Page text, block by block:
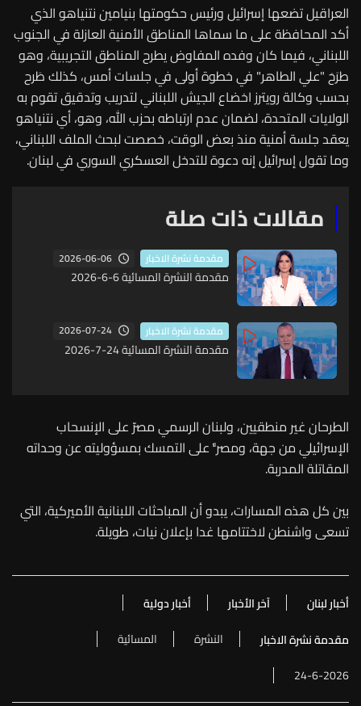
العراقيل تضعها إسرائيل ورئيس حكومتها بنيامين نتنياهو الذي
أكد المحافظة على ما سماها المناطق الأمنية العازلة في الجنوب
اللبناني، فيما كان وفده المفاوض يطرح المناطق التجريبية، وهو
طرَحَ "علي الطاهر" في خطوة أولى في جلسات أمس، كذلك طَرح
بحسب وكالة رويترز اخضاع الجيش اللبناني لتدريب وتدقيق تقوم به
الولايات المتحدة، لضمان عدم ارتباطه بحزب الله، وهو، أي نتنياهو
يعقد جلسة أمنية منذ بعض الوقت، خصصت لبحث الملف اللبناني،
وما تقول إسرائيل إنه دعوة للتدخل العسكري السوري في لبنان.
مقالات ذات صلة
مقدمة نشرة الاخبار 2026-06-06
مقدمة النشرة المسائية 6-6-2026
مقدمة نشرة الاخبار 2026-07-24
مقدمة النشرة المسائية 24-7-2026
الطرحان غير منطقيين، ولبنان الرسمي مصرّ على الإنسحاب
الإسرائيلي من جهة، ومصرٌّ على التمسك بمسؤوليته عن وحداته
المقاتلة المدربة.
بين كل هذه المسارات، يبدو أن المباحثات اللبنانية الأميركية، التي
تسعى واشنطن لاختتامها غدا بإعلان نيات، طويلة.
أخبار لبنان آخر الأخبار
أخبار دولية
مقدمة نشرة الاخبار
النشرة
المسائية
24-6-2026